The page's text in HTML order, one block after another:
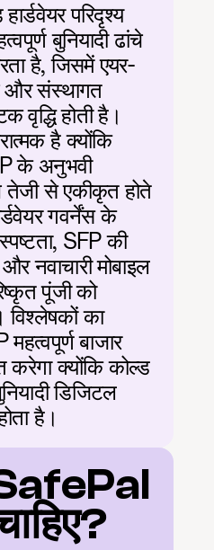
परिदृश्य
बुनियादी ढांचे
है, जिसमें एयर-
और संस्थागत
वृद्धि होती है।
है क्योंकि
के अनुभवी
तेजी से एकीकृत होते
गवर्नेंस के
SFP की
और नवाचारी मोबाइल
पूंजी को
का
बाजार
करेगा क्योंकि कोल्ड
डिजिटल
है।